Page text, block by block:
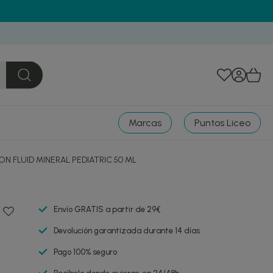
Marcas Puntos Liceo
FLUID MINERAL PEDIATRIC 50 ML
Envío GRATIS a partir de 29€
Devolución garantizada durante 14 días
Pago 100% seguro